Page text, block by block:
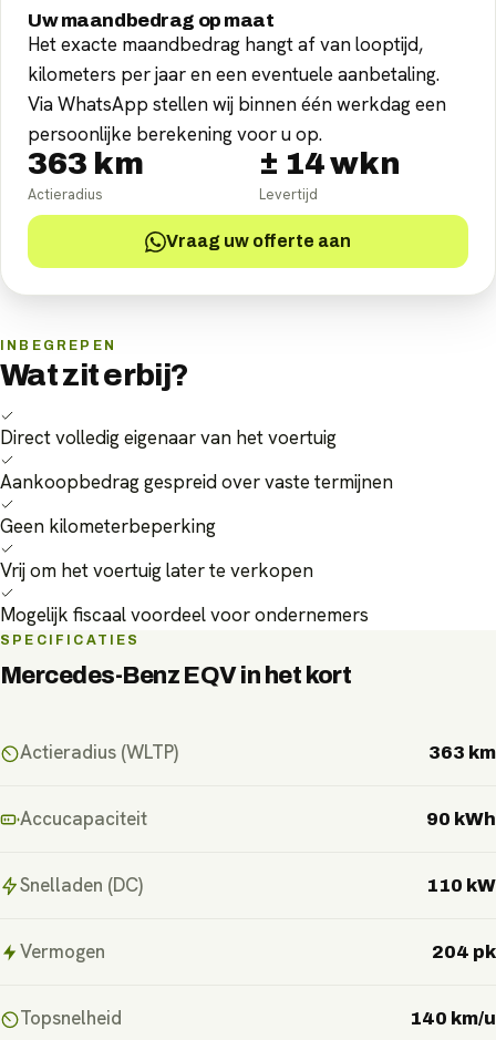
Uw maandbedrag op maat
Het exacte maandbedrag hangt af van looptijd,
kilometers per jaar en een eventuele aanbetaling.
Via WhatsApp stellen wij binnen één werkdag een
persoonlijke berekening voor u op.
363 km
Actieradius
± 14wkn
Levertijd
Vraag uw offerte aan
INBEGREPEN
Wat zit erbij?
Direct volledig eigenaar van het voertuig
Aankoopbedrag gespreid over vaste termijnen
Geen kilometerbeperking
Vrij om het voertuig later te verkopen
Mogelijk fiscaal voordeel voor ondernemers
SPECIFICATIES
Mercedes-Benz EQVin het kort
Actieradius (WLTP) 363 km
Accucapaciteit 90 kWh
Snelladen (DC) 110 kW
Vermogen 204 pk
Topsnelheid 140 km/u